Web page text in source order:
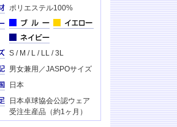
ポリエステル100%
S / M / L / LL / 3L
男女兼用／JASPOサイズ
日本
日本卓球協会公認ウェア
受注生産品（約1ヶ月）